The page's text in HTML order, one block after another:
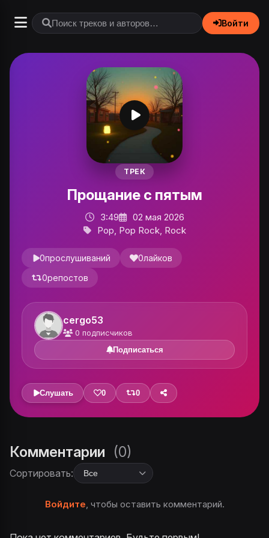
Войти
ТРЕК
Прощание с пятым
3:49
02 мая 2026
Pop, Pop Rock, Rock
0прослушиваний 0лайков
0репостов
cergo53
0 подписчиков
Подписаться
Слушать 0 0
Комментарии (0)
Сортировать:
Войдите, чтобы оставить комментарий.